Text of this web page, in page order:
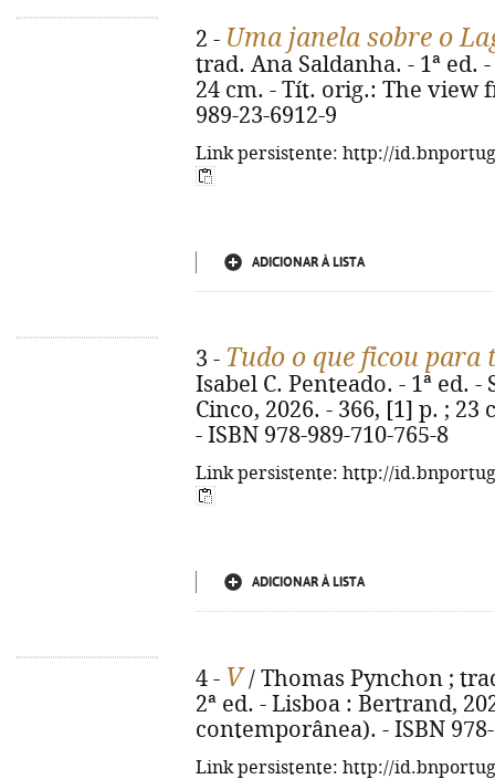
2 - Uma janela sobre o
trad. Ana Saldanha. - 1ª ed.
24 cm. - Tít. orig.: The view
989-23-6912-9
Link persistente: http://
ADICIONAR À LISTA
3 - Tudo o que ficou para
Isabel C. Penteado. - 1ª ed.
Cinco, 2026. - 366, [1] p. ;
- ISBN 978-989-710-765-8
Link persistente: http://
ADICIONAR À LISTA
4 - V / Thomas Pynchon ;
2ª ed. - Lisboa : Bertrand,
contemporânea). - ISBN
Link persistente: http://